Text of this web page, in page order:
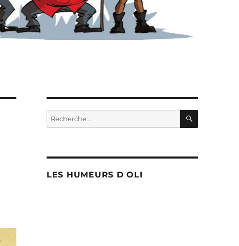
Recherche
pour :
LES HUMEURS D OLI